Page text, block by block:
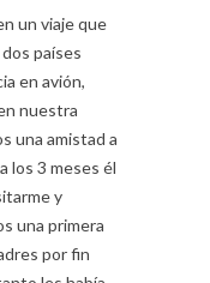
un viaje que
países
en avión,
nuestra
una amistad a
los 3 meses él
y
una primera
por fin